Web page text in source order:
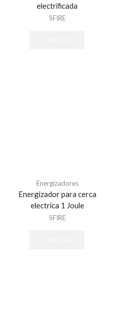
electrificada
SFIRE
Energizadores
Energizador para cerca
electrica 1 Joule
SFIRE